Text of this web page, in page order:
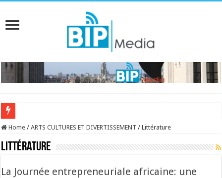
Home / ARTS CULTURES ET DIVERTISSEMENT / Littérature
Littérature
La Journée entrepreneuriale africaine: une